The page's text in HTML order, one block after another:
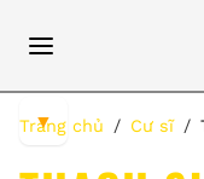
Trang chủ Cư sĩ
▼